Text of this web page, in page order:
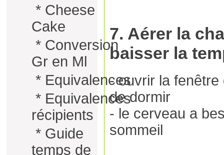
* Cheese
Cake
* Conversion
Gr en Ml
* Equivalences
* Equivalences
récipients
* Guide
temps de
7. Aérer la
baisser la
- ouvrir la
de dormir
- le cerveau a
sommeil